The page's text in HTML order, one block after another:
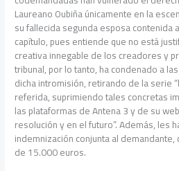
Laureano Oubiña únicamente en la
su fallecida segunda esposa contenida
capítulo, pues entiende que no está
creativa innegable de los creadores y
tribunal, por lo tanto, ha condenado a
dicha intromisión, retirando de la serie
referida, suprimiendo tales concretas
las plataformas de Antena 3 y de su
resolución y en el futuro”. Además, les
indemnización conjunta al
de 15.000 euros.